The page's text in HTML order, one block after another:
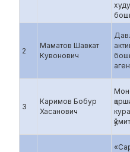
2
Маматов Шавкат
Кувонович
3
Каримов Бобур
Хасанович